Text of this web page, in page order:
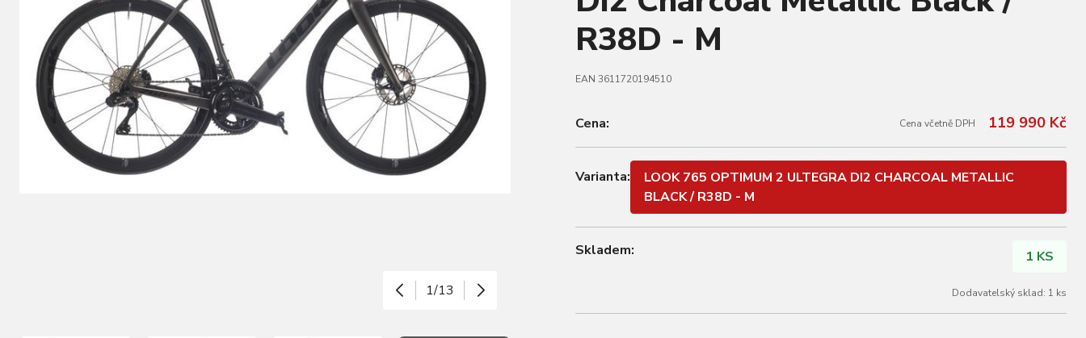
1/13
R38D - M
EAN 3611720194510
Cena: Cena včetně DPH 119 990 Kč
Varianta:
LOOK 765 OPTIMUM 2 ULTEGRA DI2 CHARCOAL METALLIC
BLACK / R38D - M
Skladem: 1 KS
Dodavatelský sklad: 1 ks